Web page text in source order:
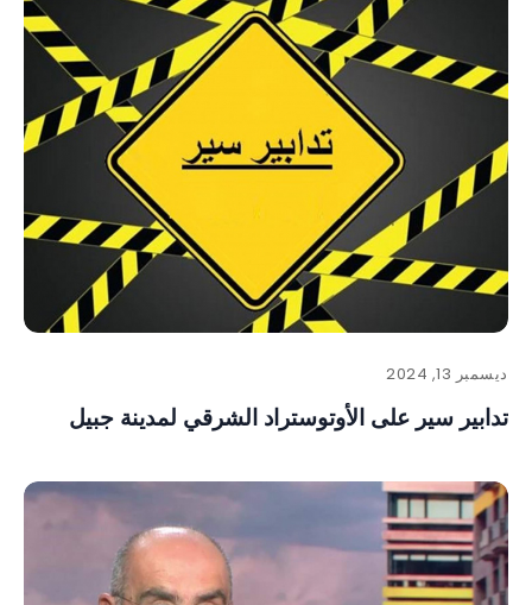
ديسمبر 13, 2024
تدابير سير على الأوتوستراد الشرقي لمدينة جبيل